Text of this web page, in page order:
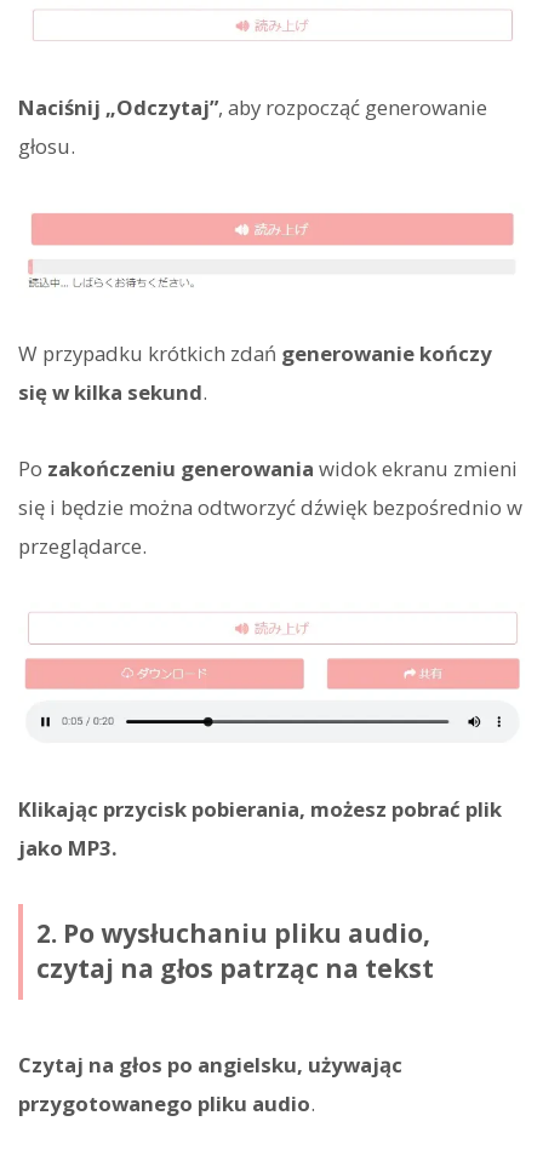
Naciśnij „Odczytaj”, aby rozpocząć generowanie
głosu.
W przypadku krótkich zdań generowanie kończy
się w kilka sekund.
Po zakończeniu generowania widok ekranu zmieni
się i będzie można odtworzyć dźwięk bezpośrednio w
przeglądarce.
Klikając przycisk pobierania, możesz pobrać plik
jako MP3.
2. Po wysłuchaniu pliku audio,
czytaj na głos patrząc na tekst
Czytaj na głos po angielsku, używając
przygotowanego pliku audio.